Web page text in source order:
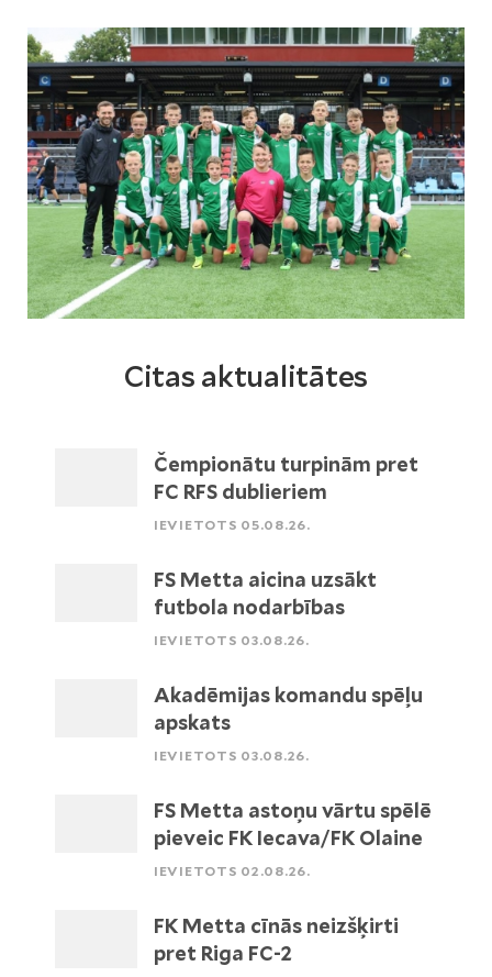
Citas aktualitātes
Čempionātu turpinām pret
FC RFS dublieriem
IEVIETOTS 05.08.26.
FS Metta aicina uzsākt
futbola nodarbības
IEVIETOTS 03.08.26.
Akadēmijas komandu spēļu
apskats
IEVIETOTS 03.08.26.
FS Metta astoņu vārtu spēlē
pieveic FK Iecava/FK Olaine
IEVIETOTS 02.08.26.
FK Metta cīnās neizšķirti
pret Riga FC-2